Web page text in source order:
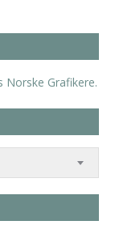
Norske Grafikere.